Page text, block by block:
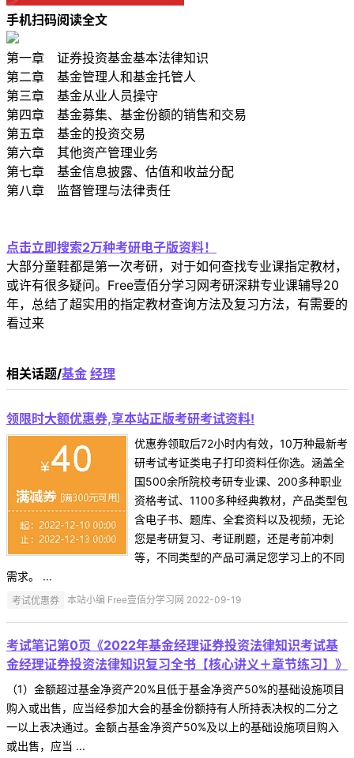
手机扫码阅读全文
第一章 证券投资基金基本法律知识
第二章 基金管理人和基金托管人
第三章 基金从业人员操守
第四章 基金募集、基金份额的销售和交易
第五章 基金的投资交易
第六章 其他资产管理业务
第七章 基金信息披露、估值和收益分配
第八章 监督管理与法律责任
点击立即搜索2万种考研电子版资料！
大部分童鞋都是第一次考研，对于如何查找专业课指定教材，
或许有很多疑问。Free壹佰分学习网考研深耕专业课辅导20
年，总结了超实用的指定教材查询方法及复习方法，有需要的
看过来
相关话题/基金 经理
领限时大额优惠券,享本站正版考研考试资料!
优惠券领取后72小时内有效，10万种最新考
研考试考证类电子打印资料任你选。涵盖全
国500余所院校考研专业课、200多种职业
资格考试、1100多种经典教材，产品类型包
含电子书、题库、全套资料以及视频，无论
您是考研复习、考证刷题，还是考前冲刺
等，不同类型的产品可满足您学习上的不同
需求。 ...
考试优惠券 本站小编 Free壹佰分学习网 2022-09-19
考试笔记第0页《2022年基金经理证券投资法律知识考试基
金经理证券投资法律知识复习全书【核心讲义＋章节练习】》
（1）金额超过基金净资产20%且低于基金净资产50%的基础设施项目
购入或出售，应当经参加大会的基金份额持有人所持表决权的二分之
一以上表决通过。金额占基金净资产50%及以上的基础设施项目购入
或出售，应当 ...